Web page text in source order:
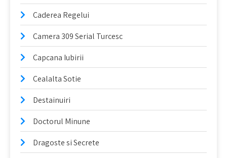
Caderea Regelui
Camera 309 Serial Turcesc
Capcana Iubirii
Cealalta Sotie
Destainuiri
Doctorul Minune
Dragoste si Secrete